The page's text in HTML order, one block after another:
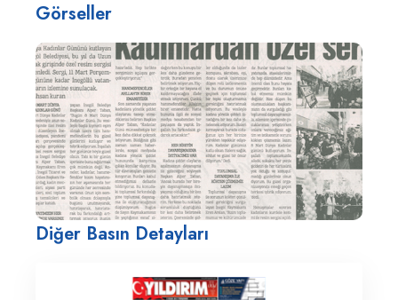
Görseller
Diğer Basın Detayları